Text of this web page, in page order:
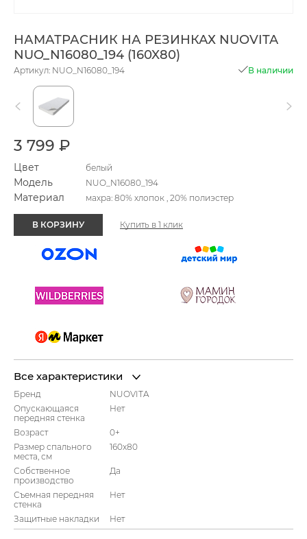
НАМАТРАСНИК НА РЕЗИНКАХ NUOVITA
NUO_N16080_194 (160X80)
Артикул: NUO_N16080_194 В наличии
3 799 ₽
Цвет белый
Модель NUO_N16080_194
Материал махра: 80% хлопок , 20% полиэстер
В КОРЗИНУ Купить в 1 клик
Все характеристики
Бренд
NUOVITA
Опускающаяся
передняя стенка
Нет
Возраст
0+
Размер спального
места, см
160x80
Собственное
производство
Да
Съемная передняя
стенка
Нет
Защитные накладки Нет